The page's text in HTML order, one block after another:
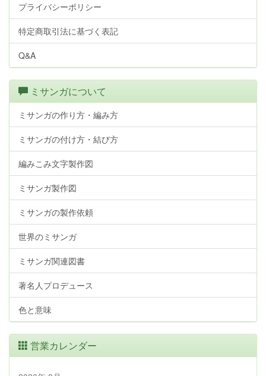
プライバシーポリシー
特定商取引法に基づく表記
Q&A
ミサンガについて
ミサンガの作り方・編み方
ミサンガの付け方・結び方
編みこみ文字製作図
ミサンガ製作図
ミサンガの製作依頼
世界のミサンガ
ミサンガ関連図書
著名人プロデュース
色と意味
営業カレンダー